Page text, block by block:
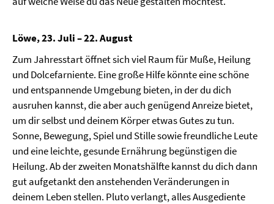
Löwe, 23. Juli – 22. August
Zum Jahresstart öffnet sich viel Raum für Muße, Heilung
und Dolcefarniente. Eine große Hilfe könnte eine schöne
und entspannende Umgebung bieten, in der du dich
ausruhen kannst, die aber auch genügend Anreize bietet,
um dir selbst und deinem Körper etwas Gutes zu tun.
Sonne, Bewegung, Spiel und Stille sowie freundliche Leute
und eine leichte, gesunde Ernährung begünstigen die
Heilung. Ab der zweiten Monatshälfte kannst du dich dann
gut aufgetankt den anstehenden Veränderungen in
deinem Leben stellen. Pluto verlangt, alles Ausgediente